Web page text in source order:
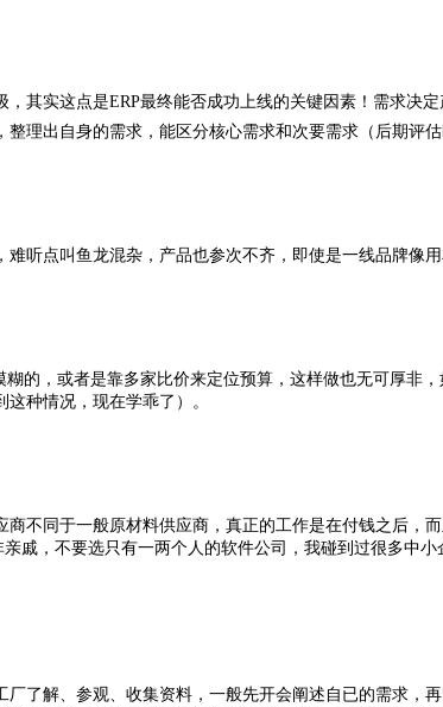
其实这点是ERP最终能否成功上线的关键因素！需求决
理出自身的需求，能区分核心需求和次要需求（后期评
点叫鱼龙混杂，产品也参次不齐，即使是一线品牌像
，或者是靠多家比价来定位预算，这样做也无可厚非
种情况，现在学乖了）。
同于一般原材料供应商，真正的工作是在付钱之后，
戚，不要选只有一两个人的软件公司，我碰到过很多中
解、参观、收集资料，一般先开会阐述自已的需求，